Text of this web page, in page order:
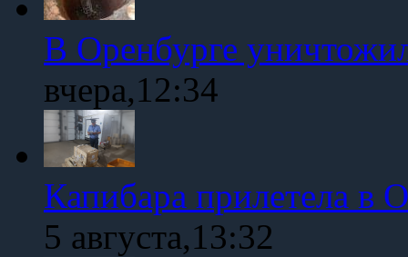
В Оренбурге
вчера,12:34
Капибара прилетела в
5 августа,13:32